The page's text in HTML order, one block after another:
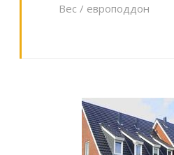
Вес / европоддон